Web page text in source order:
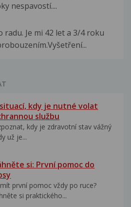
nespavostí....
Je mi 42 let a 3/4 roku
kdy je nutné volat
službu
kdy je zdravotní stav vážný
už je...
si: První pomoc do
mít první pomoc vždy po ruce?
si praktického...